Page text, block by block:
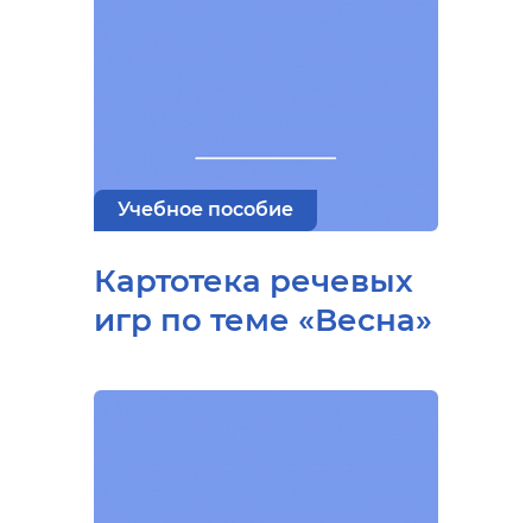
Учебное пособие
Картотека речевых
игр по теме «Весна»